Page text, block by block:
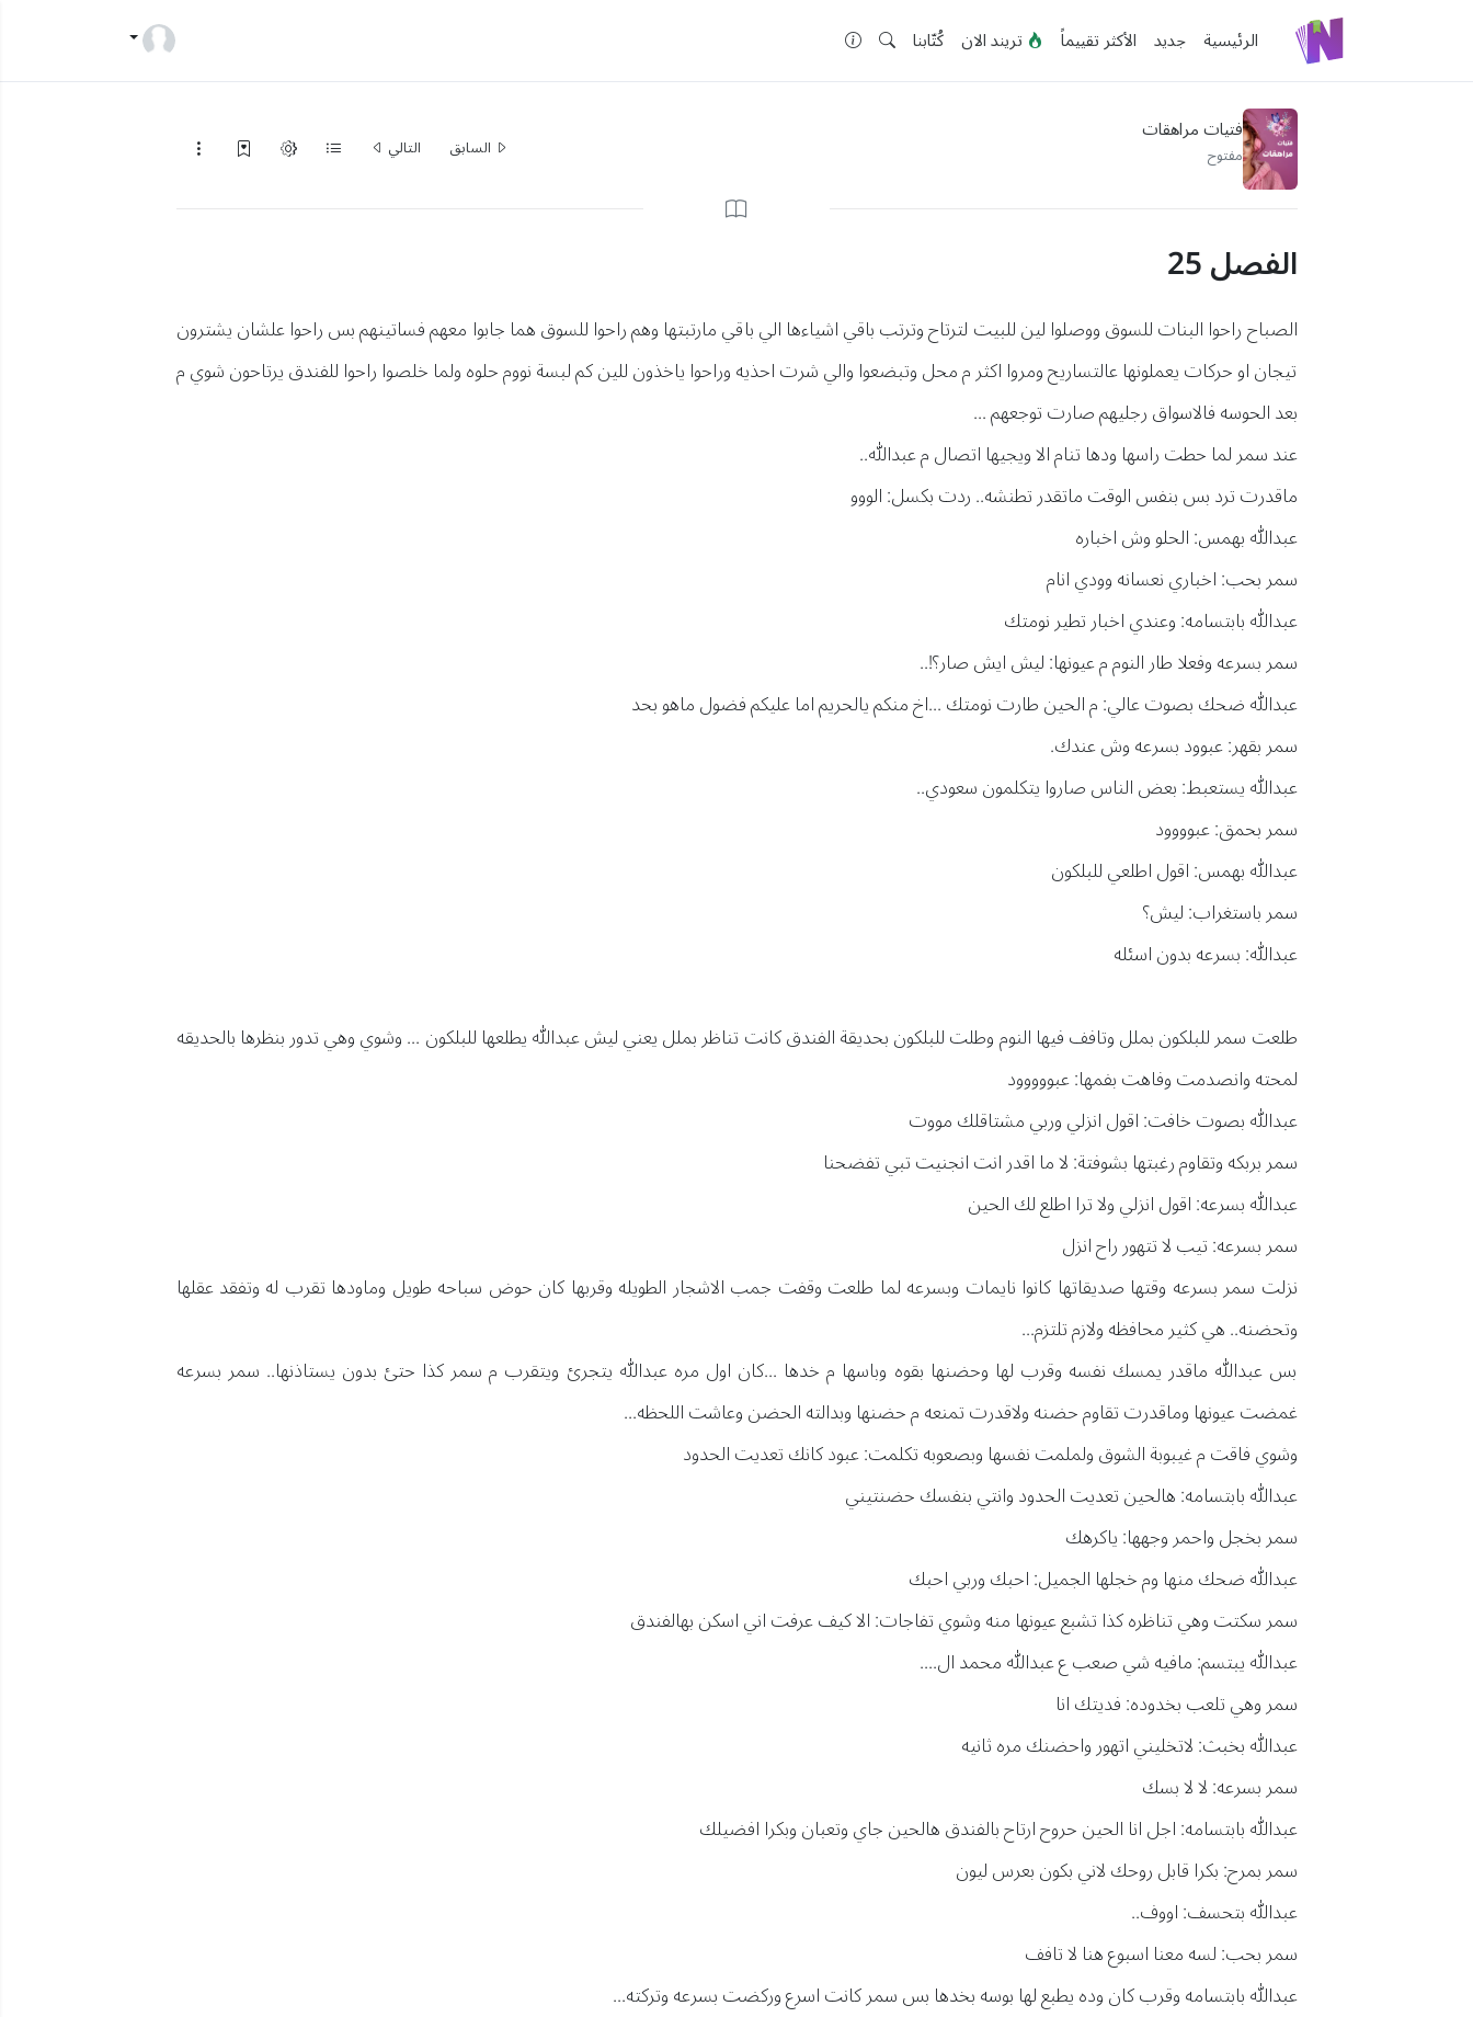
الرئيسية جديد الأكثر تقييماً تريند الان كُتّابنا
فتيات مراهقات
مفتوح السابق التالي
الفصل 25
الصباح راحوا البنات للسوق ووصلوا لين للبيت لترتاح وترتب باقي اشياءها الي باقي مارتبتها وهم راحوا للسوق هما جابوا معهم فساتينهم بس راحوا علشان يشترون
تيجان او حركات يعملونها عالتساريح ومروا اكثر م محل وتبضعوا والي شرت احذيه وراحوا ياخذون للين كم لبسة نووم حلوه ولما خلصوا راحوا للفندق يرتاحون شوي م
بعد الحوسه فالاسواق رجليهم صارت توجعهم ...
عند سمر لما حطت راسها ودها تنام الا ويجيها اتصال م عبدالله..
ماقدرت ترد بس بنفس الوقت ماتقدر تطنشه.. ردت بكسل: الووو
عبدالله بهمس: الحلو وش اخباره
سمر بحب: اخباري نعسانه وودي انام
عبدالله بابتسامه: وعندي اخبار تطير نومتك
سمر بسرعه وفعلا طار النوم م عيونها: ليش ايش صار؟!..
عبدالله ضحك بصوت عالي: م الحين طارت نومتك ...اخ منكم يالحريم اما عليكم فضول ماهو بحد
سمر بقهر: عبوود بسرعه وش عندك.
عبدالله يستعبط: بعض الناس صاروا يتكلمون سعودي..
سمر بحمق: عبوووود
عبدالله بهمس: اقول اطلعي للبلكون
سمر باستغراب: ليش؟
عبدالله: بسرعه بدون اسئله
طلعت سمر للبلكون بملل وتافف فيها النوم وطلت للبلكون بحديقة الفندق كانت تناظر بملل يعني ليش عبدالله يطلعها للبلكون ... وشوي وهي تدور بنظرها بالحديقه
لمحته وانصدمت وفاهت بفمها: عبووووود
عبدالله بصوت خافت: اقول انزلي وربي مشتاقلك مووت
سمر بربكه وتقاوم رغبتها بشوفتة: لا ما اقدر انت انجنيت تبي تفضحنا
عبدالله بسرعه: اقول انزلي ولا ترا اطلع لك الحين
سمر بسرعه: تيب لا تتهور راح انزل
نزلت سمر بسرعه وقتها صديقاتها كانوا نايمات وبسرعه لما طلعت وقفت جمب الاشجار الطويله وقربها كان حوض سباحه طويل وماودها تقرب له وتفقد عقلها
وتحضنه.. هي كثير محافظه ولازم تلتزم...
بس عبدالله ماقدر يمسك نفسه وقرب لها وحضنها بقوه وباسها م خدها ...كان اول مره عبدالله يتجرئ ويتقرب م سمر كذا حتئ بدون يستاذنها.. سمر بسرعه
غمضت عيونها وماقدرت تقاوم حضنه ولاقدرت تمنعه م حضنها وبدالته الحضن وعاشت اللحظه...
وشوي فاقت م غيبوبة الشوق ولملمت نفسها وبصعوبه تكلمت: عبود كانك تعديت الحدود
عبدالله بابتسامه: هالحين تعديت الحدود وانتي بنفسك حضنتيني
سمر بخجل واحمر وجهها: ياكرهك
عبدالله ضحك منها وم خجلها الجميل: احبك وربي احبك
سمر سكتت وهي تناظره كذا تشبع عيونها منه وشوي تفاجات: الا كيف عرفت اني اسكن بهالفندق
عبدالله يبتسم: مافيه شي صعب ع عبدالله محمد ال....
سمر وهي تلعب بخدوده: فديتك انا
عبدالله بخبث: لاتخليني اتهور واحضنك مره ثانيه
سمر بسرعه: لا لا بسك
عبدالله بابتسامه: اجل انا الحين حروح ارتاح بالفندق هالحين جاي وتعبان وبكرا افضيلك
سمر بمرح: بكرا قابل روحك لاني بكون بعرس ليون
عبدالله بتحسف: اووف..
سمر بحب: لسه معنا اسبوع هنا لا تافف
عبدالله بابتسامه وقرب كان وده يطبع لها بوسه بخدها بس سمر كانت اسرع وركضت بسرعه وتركته...